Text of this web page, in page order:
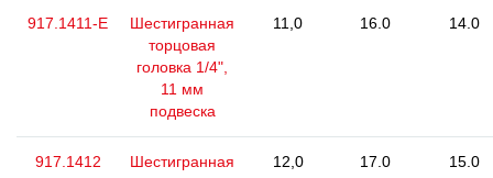
917.1411-E
Шестигранная
торцовая
головка 1/4",
11 мм
подвеска
11,0 16.0 14.0
917.1412
Шестигранная
12,0 17.0 15.0